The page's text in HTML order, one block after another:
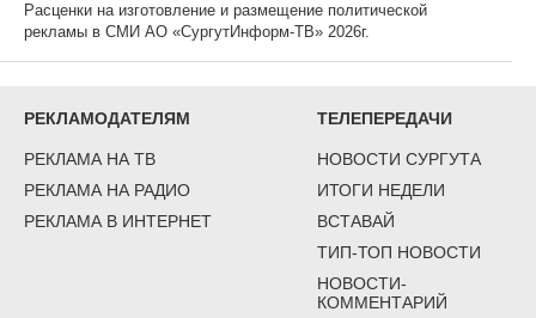
Расценки на изготовление и размещение политической
рекламы в СМИ АО «СургутИнформ-ТВ» 2026г.
РЕКЛАМОДАТЕЛЯМ
РЕКЛАМА НА ТВ
РЕКЛАМА НА РАДИО
РЕКЛАМА В ИНТЕРНЕТ
ТЕЛЕПЕРЕДАЧИ
НОВОСТИ СУРГУТА
ИТОГИ НЕДЕЛИ
ВСТАВАЙ
ТИП-ТОП НОВОСТИ
НОВОСТИ-
КОММЕНТАРИЙ